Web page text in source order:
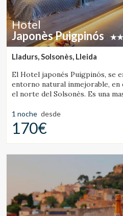
Hotel
Japonès Puigpinós
Lladurs, Solsonès, Lleida
El Hotel japonés Puigpinós, se
entorno natural inmejorable, en
el norte del Solsonès. Es una
diseño y ambientación
japonés.
1 noche desde
170€